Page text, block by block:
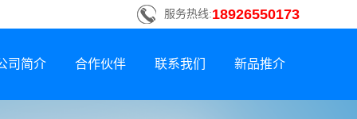
服务热线:18926550173
司简介 合作伙伴 联系我们 新品推介